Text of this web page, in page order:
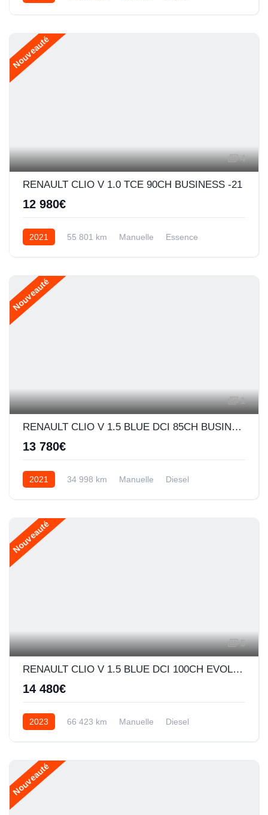
Nouveauté
4
RENAULT CLIO V 1.0 TCE 90CH BUSINESS -21
12 980€
2021 55 801 km Manuelle Essence
Nouveauté
1
RENAULT CLIO V 1.5 BLUE DCI 85CH BUSINESS
13 780€
2021 34 998 km Manuelle Diesel
Nouveauté
5
RENAULT CLIO V 1.5 BLUE DCI 100CH EVOLUTION
14 480€
2023 66 423 km Manuelle Diesel
Nouveauté